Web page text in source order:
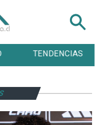
TENDENCIAS